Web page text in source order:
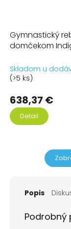
Gymnastický
domčekom
Skladom u
(>5 ks)
638,37 €
Detail
Popis
Podrobný